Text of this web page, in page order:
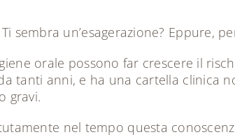
sembra un’esagerazione? Eppure,
orale possono far crescere il
tanti anni, e ha una cartella clinica
gravi.
nel tempo questa